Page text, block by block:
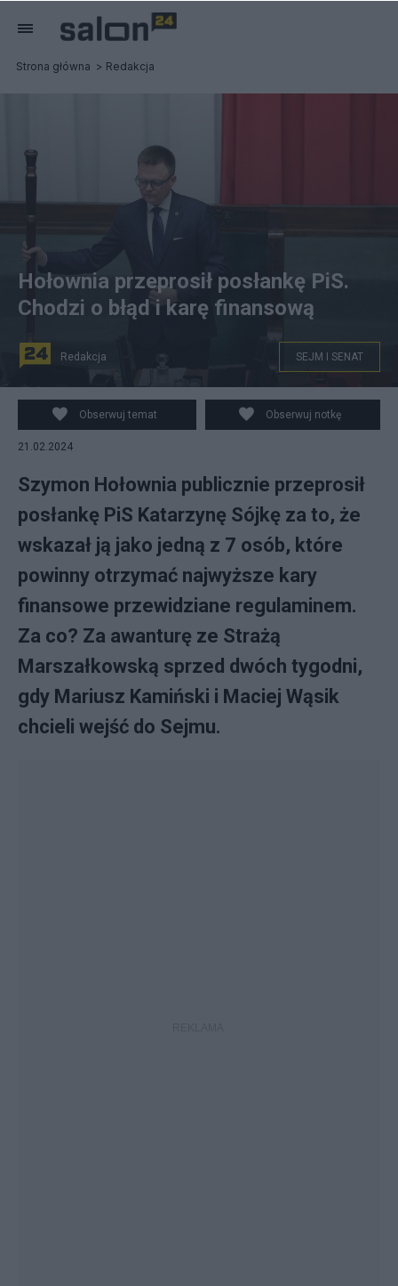
Strona główna Redakcja
Hołownia przeprosił posłankę PiS.
Chodzi o błąd i karę finansową
Redakcja SEJM I SENAT
Obserwuj temat Obserwuj notkę
21.02.2024
Szymon Hołownia publicznie przeprosił
posłankę PiS Katarzynę Sójkę za to, że
wskazał ją jako jedną z 7 osób, które
powinny otrzymać najwyższe kary
finansowe przewidziane regulaminem.
Za co? Za awanturę ze Strażą
Marszałkowską sprzed dwóch tygodni,
gdy Mariusz Kamiński i Maciej Wąsik
chcieli wejść do Sejmu.